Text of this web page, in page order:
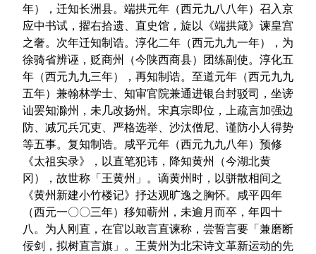
年），迁知长洲县。端拱元年（西元九八八年）召入京
应中书试，擢右拾遗、直史馆，旋以《端拱箴》谏皇宫
之奢。次年迁知制诰。淳化二年（西元九九一年），为
徐骑省辨诬，贬商州（今陕西商县）团练副使。淳化五
年（西元九九三年），再知制诰。至道元年（西元九九
五年）兼翰林学士、知审官院兼通进银台封驳司，坐谤
讪罢知滁州，未几改扬州。宋真宗即位，上疏言加强边
防、减冗兵冗吏、严格选举、沙汰僧尼、谨防小人得势
等五事。复知制诰。咸平元年（西元九九八年）预修
《太祖实录》，以直笔犯讳，降知黄州（今湖北黄
冈），故世称「王黄州」。谪黄州时，以骈散相间之
《黄州新建小竹楼记》抒达观旷逸之胸怀。咸平四年
（西元一〇〇三年）移知蕲州，未逾月而卒，年四十
八。为人刚直，在官以敢言直谏称，尝誓言要「兼磨断
佞剑，拟树直言旗」。王黄州为北宋诗文革新运动的先